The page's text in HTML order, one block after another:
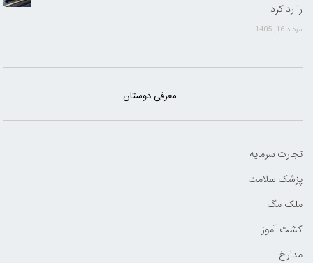
را رد کرد
مرداد 16, 1405
معرفی دوستان
تجارت سرمایه
پزشک سلامت
ملک مگ
کشت آموز
مدارخ